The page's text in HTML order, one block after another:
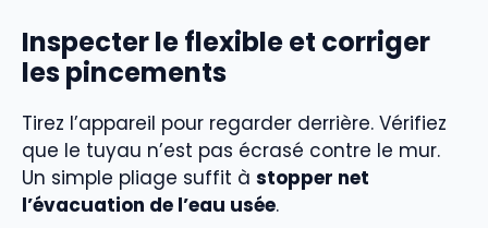
Inspecter le flexible et corriger
les pincements
Tirez l’appareil pour regarder derrière. Vérifiez
que le tuyau n’est pas écrasé contre le mur.
Un simple pliage suffit à stopper net
l’évacuation de l’eau usée.